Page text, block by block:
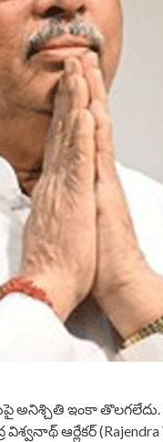
అనిశ్చితి ఇంకా తొలగలేదు.
ఆర్లేకర్ (Rajendra